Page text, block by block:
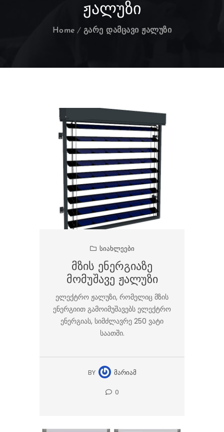
ᲟᲐᲚᲣᲖᲘ
Home გარე დამცავი ჟალუზი
ᲡᲘᲐᲮᲚᲔᲔᲑᲘ
Მზის Ენერგიაზე
Მომუშავე Ჟალუზი
ელექტრო ჟალუზი, რომელიც მზის
ენერგიით გამოიმუშავებს ელექტრო
ენერგიას, სიმძლავრე 250 ვატი
საათში.
BY ᲛᲐᲠᲘᲐᲛ
0